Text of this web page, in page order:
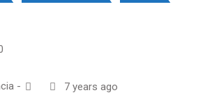
- 7 years ago